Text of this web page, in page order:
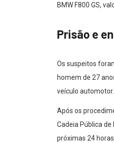
BMW F800 GS,
Prisão e
Os suspeitos
homem de 27
veículo automotor.
Após os
Cadeia Pública
próximas 24 horas.